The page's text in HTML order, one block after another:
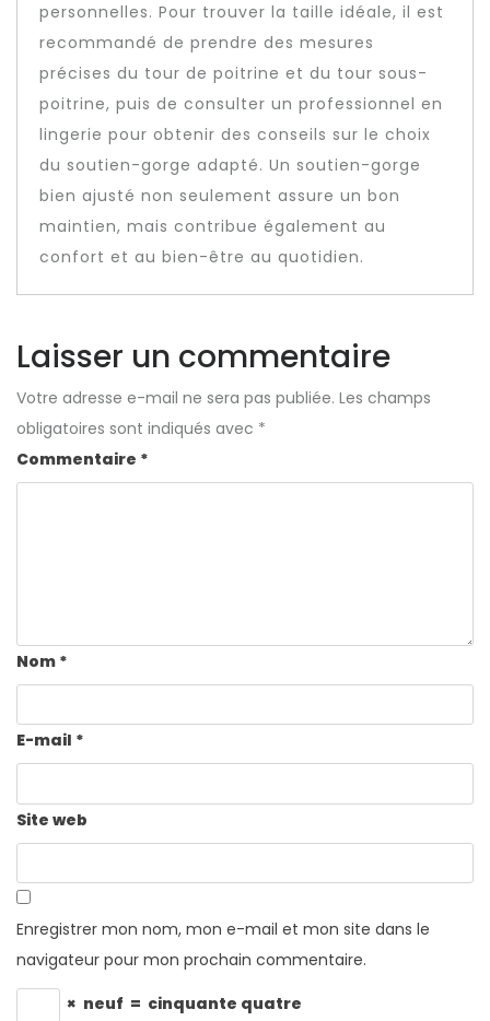
personnelles. Pour trouver la taille idéale, il est
recommandé de prendre des mesures
précises du tour de poitrine et du tour sous-
poitrine, puis de consulter un professionnel en
lingerie pour obtenir des conseils sur le choix
du soutien-gorge adapté. Un soutien-gorge
bien ajusté non seulement assure un bon
maintien, mais contribue également au
confort et au bien-être au quotidien.
Laisser un commentaire
Votre adresse e-mail ne sera pas publiée. Les champs
obligatoires sont indiqués avec *
Commentaire *
Nom *
E-mail *
Site web
Enregistrer mon nom, mon e-mail et mon site dans le
navigateur pour mon prochain commentaire.
× neuf = cinquante quatre